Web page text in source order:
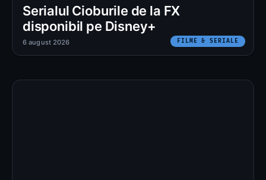
Serialul Cioburile de la FX
disponibil pe Disney+
FILME & SERIALE
6 august 2026